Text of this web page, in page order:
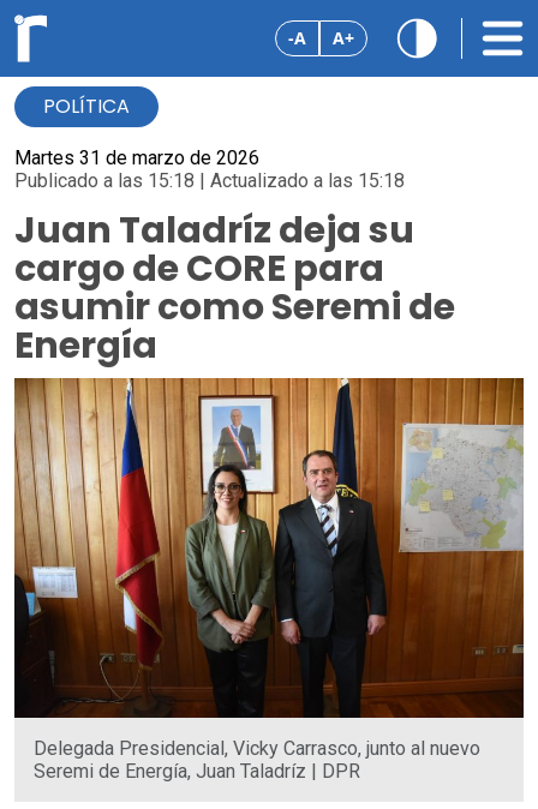
-A A+
POLÍTICA
Martes 31 de marzo de 2026
Publicado a las 15:18 | Actualizado a las 15:18
Juan Taladríz deja su
cargo de CORE para
asumir como Seremi de
Energía
Delegada Presidencial, Vicky Carrasco, junto al nuevo
Seremi de Energía, Juan Taladríz | DPR